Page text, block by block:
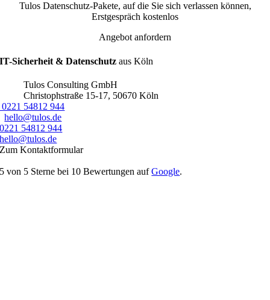
Tulos Datenschutz-Pakete, auf die Sie sich verlassen können,
Erstgespräch kostenlos
Angebot anfordern
IT-Sicherheit & Datenschutz aus Köln
Tulos Consulting GmbH
Christophstraße 15-17, 50670 Köln
0221 54812 944‬
hello@tulos.de
0221 54812 944‬
hello@tulos.de
Zum Kontaktformular
5 von 5 Sterne bei 10 Bewertungen aufGoogle.